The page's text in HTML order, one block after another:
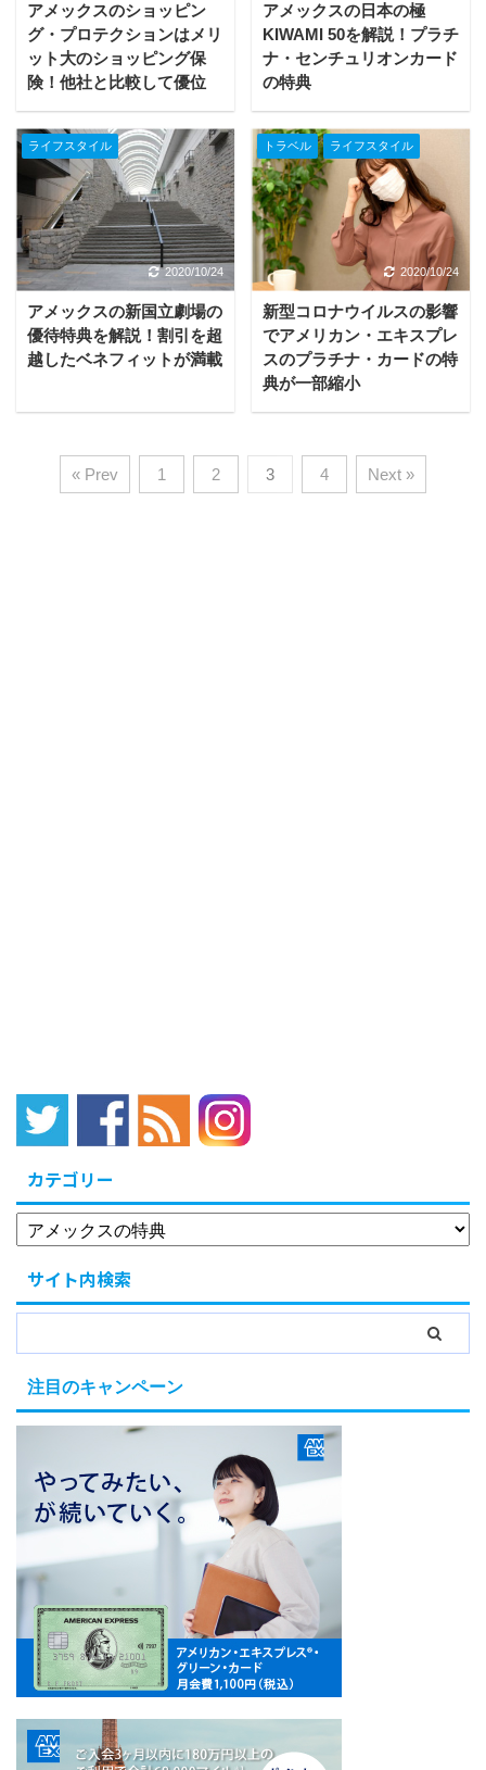
アメックスのショッピン
グ・プロテクションはメリ
ット大のショッピング保
険！他社と比較して優位
アメックスの日本の極
KIWAMI 50を解説！プラチ
ナ・センチュリオンカード
の特典
ライフスタイル
2020/10/24
アメックスの新国立劇場の
優待特典を解説！割引を超
越したベネフィットが満載
トラベル ライフスタイル
2020/10/24
新型コロナウイルスの影響
でアメリカン・エキスプレ
スのプラチナ・カードの特
典が一部縮小
« Prev 1 2 3 4 Next »
カテゴリー
サイト内検索
注目のキャンペーン